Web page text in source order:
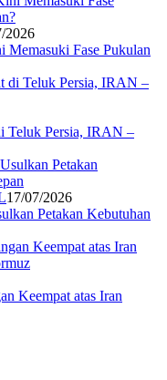
2026
Fase Pukulan
Teluk Persia, IRAN –
17/07/2026
Petakan Kebutuhan
Keempat atas Iran